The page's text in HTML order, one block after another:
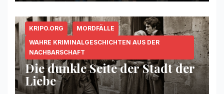
KRIPO.ORG
MORDFÄLLE
WAHRE KRIMINALGESCHICHTEN AUS DER
NACHBARSCHAFT
Die dunkle Seite der Stadt der
Liebe